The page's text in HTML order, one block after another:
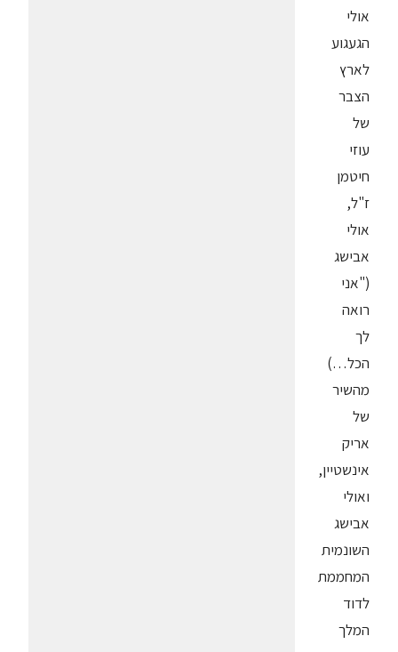
אולי
הגעגוע
לארץ
הצבר
של
עוזי
חיטמן
ז"ל,
אולי
אבישג
("אני
רואה
לך
הכל…)
מהשיר
של
אריק
אינשטיין,
ואולי
אבישג
השונמית
המחממת
לדוד
המלך